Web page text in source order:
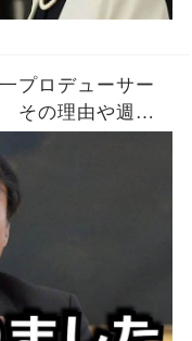
プロデューサー
その理由や週刊
の悪事がガチで
然【渡邊渚 バッ